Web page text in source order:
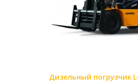
Дизельный погрузчик